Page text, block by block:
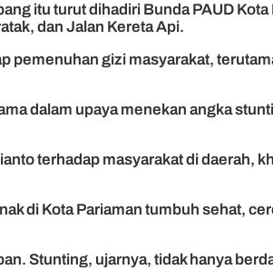
itu turut dihadiri Bunda PAUD Kota
dan Jalan Kereta Api.
pemenuhan gizi masyarakat,
dalam upaya menekan angka
terhadap masyarakat di daerah,
di Kota Pariaman tumbuh sehat,
Stunting, ujarnya, tidak hanya